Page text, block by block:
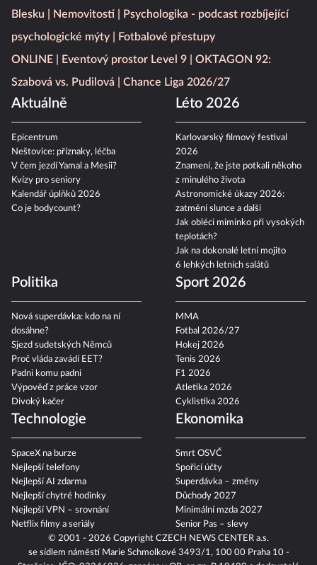
© 2001 - 2026 Copyright CZECH NEWS CENTER a.s.
se sídlem náměstí Marie Schmolkové 3493/1, 100 00 Praha 10 -
Blesku
Nemovitosti
Psychologika - podcast rozbíjející
psychologické mýty
Fotbalové přestupy
ONLINE
Eventový prostor Level 9
OKTAGON 92:
Szabová vs. Pudilová
Chance Liga 2026/27
Aktuálně
Epicentrum
Neštovice: příznaky, léčba
V čem jezdí Yamal a Mesii?
Kvízy pro seniory
Kalendář úplňků 2026
Co je bodycount?
Léto 2026
Karlovarský filmový festival
2026
Znamení, že jste potkali někoho
z minulého života
Astronomické úkazy 2026:
zatmění slunce a další
Jak obléci miminko při vysokých
teplotách?
Jak na dokonalé letní mojito
6 lehkých letních salátů
Politika
Nová superdávka: kdo na ní
dosáhne?
Sjezd sudetských Němců
Proč vláda zavádí EET?
Padni komu padni
Výpověď z práce vzor
Divoký kačer
Sport 2026
MMA
Fotbal 2026/27
Hokej 2026
Tenis 2026
F1 2026
Atletika 2026
Cyklistika 2026
Technologie
SpaceX na burze
Nejlepší telefony
Nejlepší AI zdarma
Nejlepší chytré hodinky
Nejlepší VPN – srovnání
Netflix filmy a seriály
Ekonomika
Smrt OSVČ
Spořicí účty
Superdávka – změny
Důchody 2027
Minimální mzda 2027
Senior Pas – slevy